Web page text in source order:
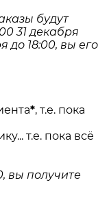
будут
31 декабря
до 18:00, вы его
*, т.е. пока
т.е. пока всё
вы получите